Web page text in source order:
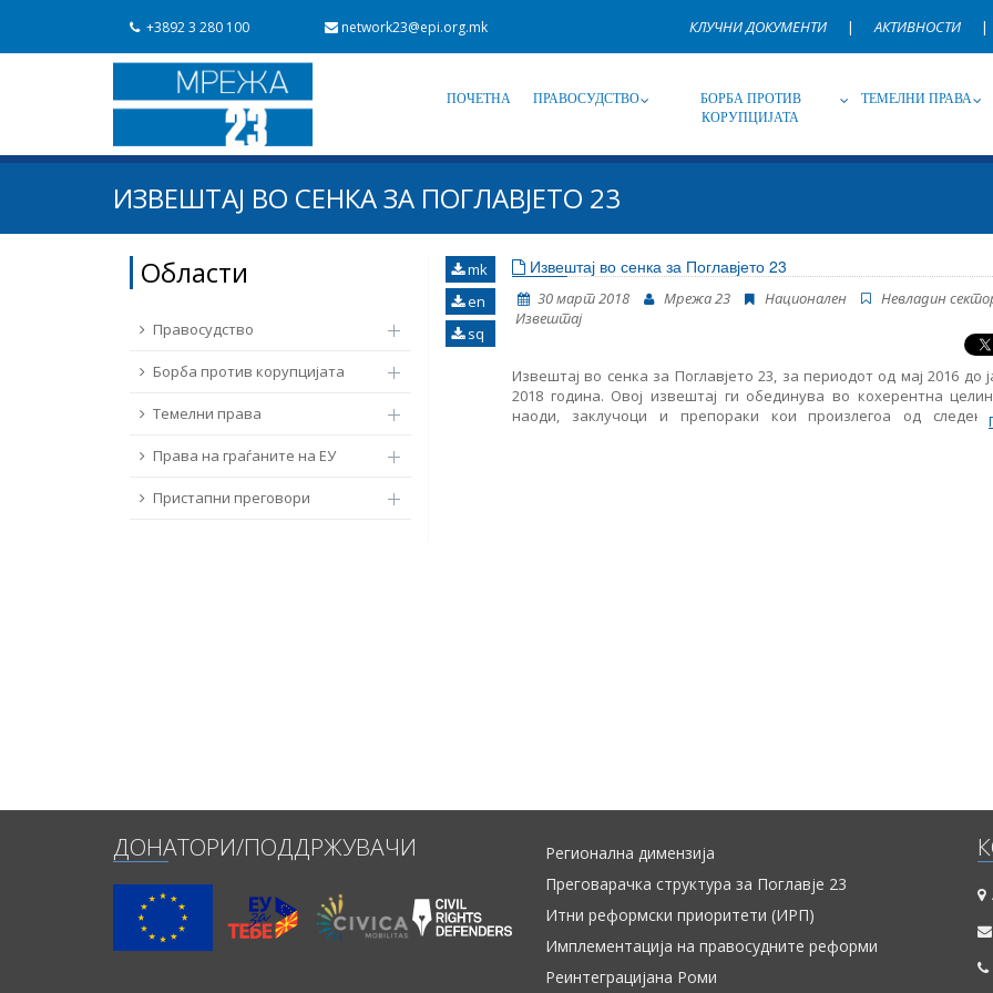
+3892 3 280 100 network23@epi.org.mk КЛУЧНИ ДОКУМЕНТИ | АКТИВНОСТИ |
ПОЧЕТНА ПРАВОСУДСТВО
БОРБА ПРОТИВ
КОРУПЦИЈАТА
ТЕМЕЛНИ ПРАВА
Барај документи
Датум на објавување Јазик Име, опис или клучен збор
ИЗВЕШТАЈ ВО СЕНКА ЗА ПОГЛАВЈЕТО 23
Области
Правосудство
Борба против корупцијата
Темелни права
Права на граѓаните на ЕУ
Пристапни преговори
mk
en
sq
Извештај во сенка за Поглавјето 23
30 март 2018 Мрежа 23 Национален
Невладин
Извештај
Извештај во сенка за Поглавјето 23, за периодот од мај 2016 до
2018 година. Овој извештај ги обединува во кохерентна
наоди, заклучоци и препораки кои произлегоа од
областите структурирани во Поглавјето 23: правосудство, борба
ДОНАТОРИ/ПОДДРЖУВАЧИ
Регионална димензија
Преговарачка структура за Поглавје 23
Итни реформски приоритети (ИРП)
Имплементација на правосудните реформи
Реинтеграцијана Роми